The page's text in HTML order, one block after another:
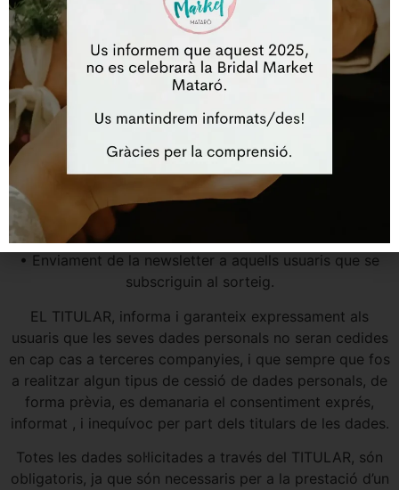
seran realitzades per part del TITULAR, i seran de
productes i serveis relacionats amb el sector del
TITULAR:
• Realitzar estudis estadístics.
• Publicitar promocions o campanyes de publicitat
• Tramitar encàrrecs de peticions o qualsevol tipus de
petició que sigui realitzada per l’usuari a través de
qualsevol de les formes de contacte que es posen a
disposició de l’usuari a EL TITULAR
• Enviament de la newsletter a aquells usuaris que se
subscriguin al sorteig.
EL TITULAR, informa i garanteix expressament als
usuaris que les seves dades personals no seran cedides
en cap cas a terceres companyies, i que sempre que fos
a realitzar algun tipus de cessió de dades personals, de
forma prèvia, es demanaria el consentiment exprés,
informat , i inequívoc per part dels titulars de les dades.
Totes les dades sol·licitades a través del TITULAR, són
obligatoris, ja que són necessaris per a la prestació d’un